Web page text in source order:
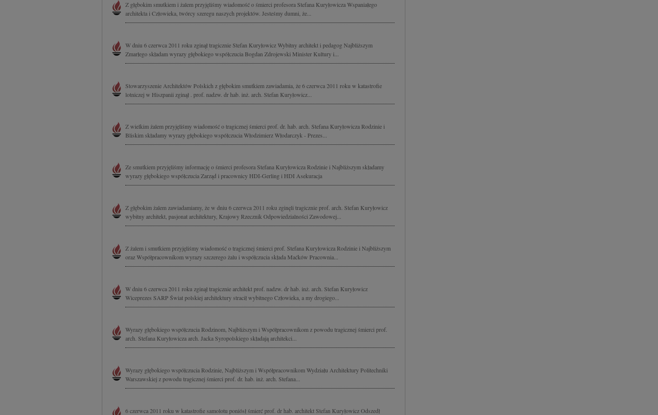
Z głębokim smutkiem i żalem przyjęliśmy wiadomość o śmierci profesora Stefana Kuryłowicza Wspaniałego
architekta i Człowieka, twórcy szeregu naszych projektów. Jesteśmy dumni, że...
W dniu 6 czerwca 2011 roku zginął tragicznie Stefan Kuryłowicz Wybitny architekt i pedagog Najbliższym
Zmarłego składam wyrazy głębokiego współczucia Bogdan Zdrojewski Minister Kultury i...
Stowarzyszenie Architektów Polskich z głębokim smutkiem zawiadamia, że 6 czerwca 2011 roku w katastrofie
lotniczej w Hiszpanii zginął . prof. nadzw. dr hab. inż. arch. Stefan Kuryłowicz...
Z wielkim żalem przyjęliśmy wiadomość o tragicznej śmierci prof. dr. hab. arch. Stefana Kuryłowicza Rodzinie i
Bliskim składamy wyrazy głębokiego współczucia Włodzimierz Włodarczyk - Prezes...
Ze smutkiem przyjęliśmy informację o śmierci profesora Stefana Kuryłowicza Rodzinie i Najbliższym składamy
wyrazy głębokiego współczucia Zarząd i pracownicy HDI-Gerling i HDI Asekuracja
Z głębokim żalem zawiadamiamy, że w dniu 6 czerwca 2011 roku zginęli tragicznie prof. arch. Stefan Kuryłowicz
wybitny architekt, pasjonat architektury, Krajowy Rzecznik Odpowiedzialności Zawodowej...
Z żalem i smutkiem przyjęliśmy wiadomość o tragicznej śmierci prof. Stefana Kuryłowicza Rodzinie i Najbliższym
oraz Współpracownikom wyrazy szczerego żalu i współczucia składa Maćków Pracownia...
W dniu 6 czerwca 2011 roku zginął tragicznie architekt prof. nadzw. dr hab. inż. arch. Stefan Kuryłowicz
Wiceprezes SARP Świat polskiej architektury stracił wybitnego Człowieka, a my drogiego...
Wyrazy głębokiego współczucia Rodzinom, Najbliższym i Współpracownikom z powodu tragicznej śmierci prof.
arch. Stefana Kuryłowicza arch. Jacka Syropolskiego składają architekci...
Wyrazy głębokiego współczucia Rodzinie, Najbliższym i Współpracownikom Wydziału Architektury Politechniki
Warszawskiej z powodu tragicznej śmierci prof. dr. hab. inż. arch. Stefana...
6 czerwca 2011 roku w katastrofie samolotu poniósł śmierć prof. dr hab. architekt Stefan Kuryłowicz Odszedł